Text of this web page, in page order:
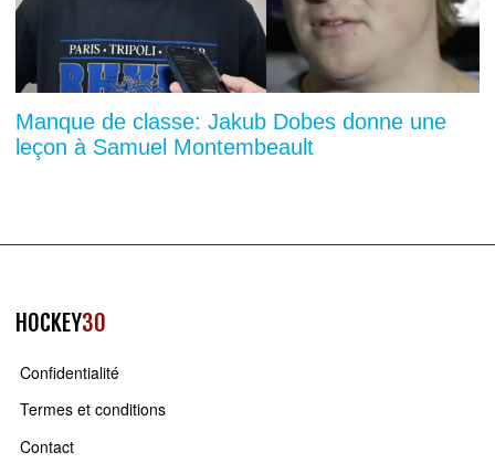
Manque de classe: Jakub Dobes donne une
leçon à Samuel Montembeault
HOCKEY30
Confidentialité
Termes et conditions
Contact